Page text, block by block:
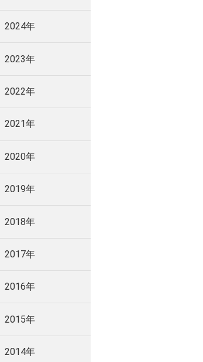
2024年
2023年
2022年
2021年
2020年
2019年
2018年
2017年
2016年
2015年
2014年